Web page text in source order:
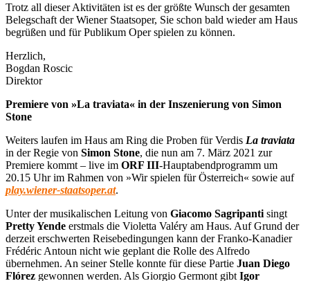
Trotz all dieser Aktivitäten ist es der größte Wunsch der gesamten
Belegschaft der Wiener Staatsoper, Sie schon bald wieder am Haus
begrüßen und für Publikum Oper spielen zu können.
Herzlich,
Bogdan Roscic
Direktor
Premiere von »La traviata« in der Inszenierung von Simon
Stone
Weiters laufen im Haus am Ring die Proben für Verdis La traviata
in der Regie von Simon Stone, die nun am 7. März 2021 zur
Premiere kommt – live im ORF III-Hauptabendprogramm um
20.15 Uhr im Rahmen von »Wir spielen für Österreich« sowie auf
play.wiener-staatsoper.at.
Unter der musikalischen Leitung von Giacomo Sagripanti singt
Pretty Yende erstmals die Violetta Valéry am Haus. Auf Grund der
derzeit erschwerten Reisebedingungen kann der Franko-Kanadier
Frédéric Antoun nicht wie geplant die Rolle des Alfredo
übernehmen. An seiner Stelle konnte für diese Partie Juan Diego
Flórez gewonnen werden. Als Giorgio Germont gibt Igor